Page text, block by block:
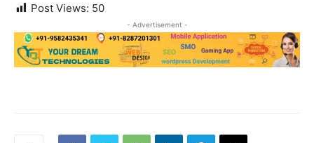
Post Views: 50
- Advertisement -